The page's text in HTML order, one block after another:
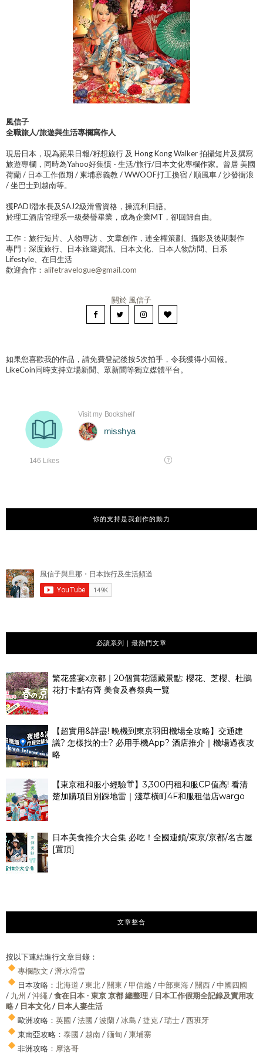
風信子
全職旅人/旅遊與生活專欄寫作人
現居日本，現為蘋果日報/籽想旅行 及 Hong Kong Walker 拍攝短片及撰寫
旅遊專欄，同時為Yahoo好集慣 - 生活/旅行/日本文化專欄作家。曾居 美國
荷蘭 / 日本工作假期 / 柬埔寨義教 / WWOOF打工換宿 / 順風車 / 沙發衝浪
/ 坐巴士到越南等。
獲PADI潛水長及SAJ2級滑雪資格，操流利日語。
於理工酒店管理系一級榮譽畢業，成為企業MT，卻回歸自由。
工作：旅行短片、人物專訪 、文章創作，連全權策劃、攝影及後期製作
專門：深度旅行、日本旅遊資訊、日本文化、日本人物訪問、日系
Lifestyle、在日生活
歡迎合作： alifetravelogue@gmail.com
關於 風信子
如果您喜歡我的作品，請免費登記後按5次拍手，令我獲得小回報。
LikeCoin同時支持立場新聞、眾新聞等獨立媒體平台。
你的支持是我創作的動力
必讀系列｜最熱門文章
繁花盛宴x京都｜20個賞花隱藏景點: 櫻花、芝櫻、杜鵑
花打卡點有齊 美食及春祭典一覽
【超實用&詳盡! 晚機到東京羽田機場全攻略】交通建
議? 怎樣找的士? 必用手機App? 酒店推介｜機場過夜攻
略
【東京租和服小經驗👘】3,300円租和服CP值高! 看清
楚加購項目別踩地雷｜淺草橫町4F和服租借店wargo
日本美食推介大合集 必吃！全國連鎖/東京/京都/名古屋
[置頂]
文章整合
按以下連結進行文章目錄：
專欄散文 /潛水滑雪
日本攻略： 北海道 /東北/關東 /甲信越 /中部東海/關西/中國四國
/ 九州 /沖繩 /食在日本 - 東京 京都 總整理/ 日本工作假期全記錄及實用攻
略/ 日本文化/ 日本人妻生活
歐洲攻略： 英國 /法國 /波蘭/ 冰島 /捷克/瑞士/西班牙
東南亞攻略： 泰國 / 越南/緬甸 / 柬埔寨
非洲攻略： 摩洛哥